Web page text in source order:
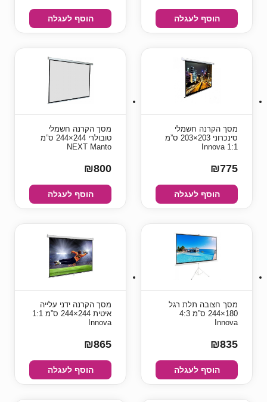
הוסף לעגלה הוסף לעגלה
מסך הקרנה חשמלי
סינכרוני 203×203 ס”מ
1:1 Innova
₪775
הוסף לעגלה
מסך הקרנה חשמלי
טובולרי 244×244 ס”מ
NEXT Manto
₪800
הוסף לעגלה
מסך חצובה תלת רגל
180×244 ס”מ 4:3
Innova
₪835
הוסף לעגלה
מסך הקרנה ידני עלייה
איטית 244×244 ס”מ 1:1
Innova
₪865
הוסף לעגלה